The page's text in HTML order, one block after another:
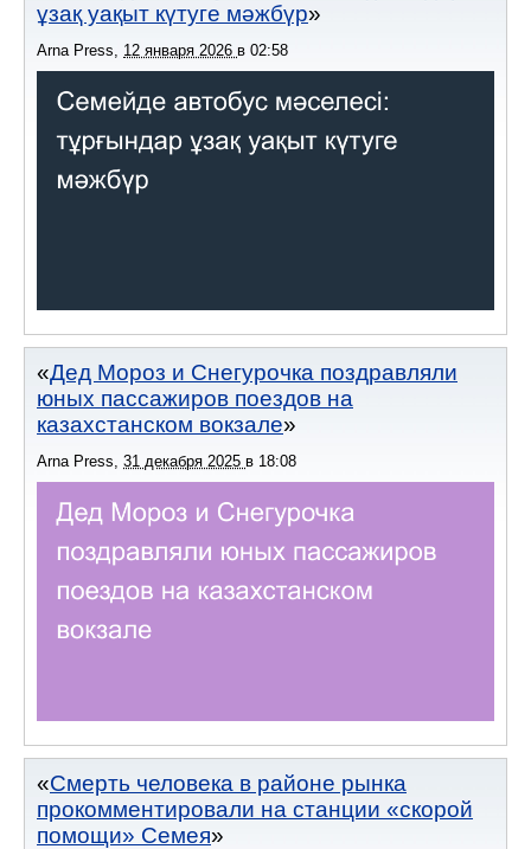
ұзақ уақыт күтуге мәжбүр
Arna Press, 12 января 2026 в 02:58
Дед Мороз и Снегурочка поздравляли
юных пассажиров поездов на
казахстанском вокзале
Arna Press 31 декабря 2025 в 18:08
Смерть человека в районе рынка
прокомментировали на станции «скорой
помощи» Семея